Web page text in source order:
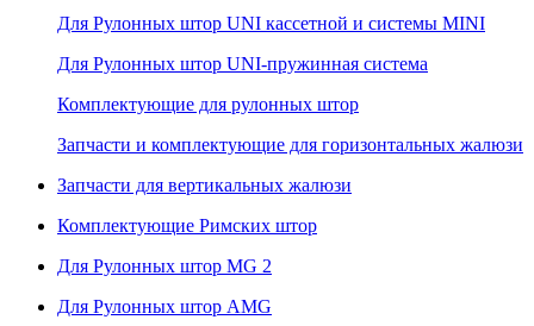
Для Рулонных штор UNI кассетной и системы MINI
Для Рулонных штор UNI-пружинная система
Комплектующие для рулонных штор
Запчасти и комплектующие для горизонтальных жалюзи
Запчасти для вертикальных жалюзи
Комплектующие Римских штор
Для Рулонных штор MG 2
Для Рулонных штор AMG